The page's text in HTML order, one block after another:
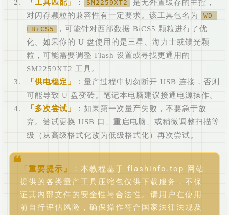
工具匹配
： SM2259XT2
是无外置缓存的主控，
对闪存颗粒的兼容性有一定要求。该工具包名为
WD-
FBiCS5
，可能针对西部数据 BiCS5 颗粒进行了优
化。如果你的 U 盘使用的是三星、海力士或镁光颗
粒，可能需要调整 Flash 设置或寻找更通用的
SM2259XT2 工具。
供电稳定
：量产过程中切勿断开 USB 连接，否则
可能导致 U 盘变砖。笔记本电脑建议接通电源操作。
多次尝试
：如果第一次量产失败，不要急于放
弃。尝试更换 USB 口、重启电脑、或稍微调整扫描等
级（从高级格式化改为低级格式化）再次尝试。
重要提示
：本教程基于 flashinfo.top 网站
提供的各类量产工具压缩包仅供下载服务，不保
证其内部文件的安全性与合法性。请用户在使用
前自行评估风险，确保操作符合国家法律法规及